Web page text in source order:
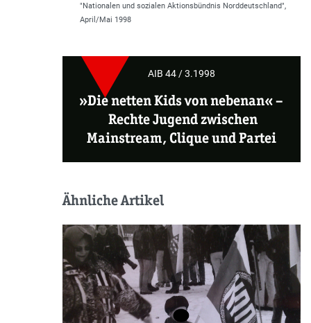
"Nationalen und sozialen Aktionsbündnis Norddeutschland",
April/Mai 1998
AIB 44 / 3.1998
»Die netten Kids von nebenan«–
Rechte Jugend zwischen
Mainstream, Clique und Partei
Ähnliche Artikel